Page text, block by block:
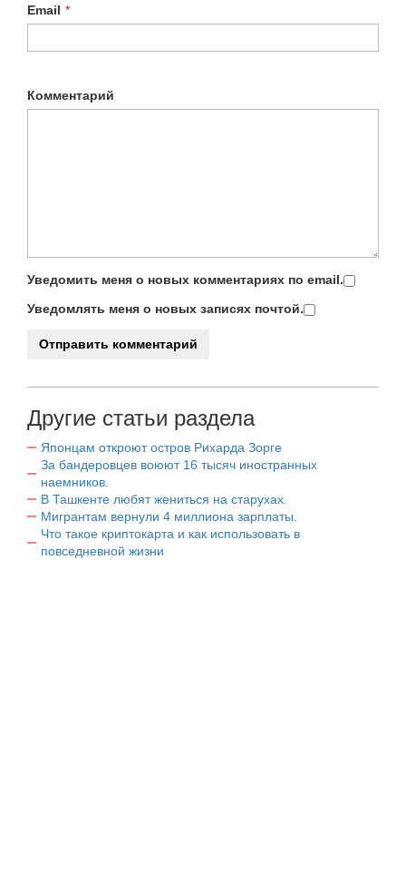
Email *
Комментарий
Уведомить меня о новых комментариях по email.
Уведомлять меня о новых записях почтой.
Другие статьи раздела
Японцам откроют остров Рихарда Зорге
За бандеровцев воюют 16 тысяч иностранных
наемников.
В Ташкенте любят жениться на старухах.
Мигрантам вернули 4 миллиона зарплаты.
Что такое криптокарта и как использовать в
повседневной жизни